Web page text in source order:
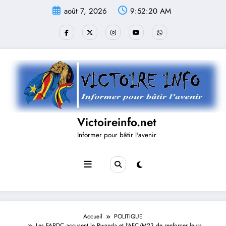
août 7, 2026 9:52:20 AM
Victoireinfo.net
Informer pour bâtir l'avenir
Accueil
POLITIQUE